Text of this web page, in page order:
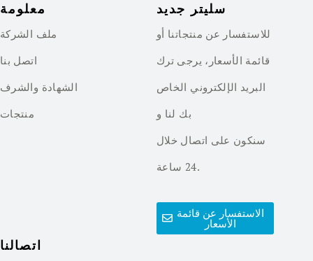
معلومة
ملف الشركة
اتصل بنا
الشهادة والشرف
منتجات
سليتر جديد
للاستفسار عن منتجاتنا أو
قائمة الأسعار، يرجى ترك
البريد الإلكتروني الخاص
بك لنا و
سنكون على اتصال خلال
24 ساعة.
الاستفسار عن قائمة
الأسعار
اتصالنا